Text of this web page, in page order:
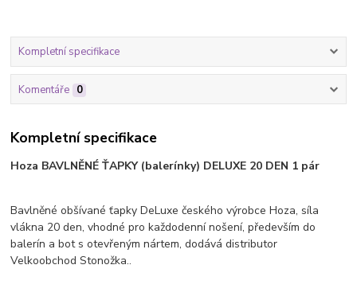
Kompletní specifikace
Komentáře 0
Kompletní specifikace
Hoza BAVLNĚNÉ ŤAPKY (balerínky) DELUXE 20 DEN 1 pár
Bavlněné obšívané ťapky DeLuxe českého výrobce Hoza, síla
vlákna 20 den, vhodné pro každodenní nošení, především do
balerín a bot s otevřeným nártem, dodává distributor
Velkoobchod Stonožka..